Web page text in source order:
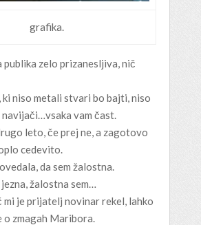
grafika.
publika zelo prizanesljiva, nič
niso metali stvari bo bajti, niso
vam čast.
leto, če prej ne, a zagotovo
cedevito.
da sem žalostna.
žalostna sem…
mi je prijatelj novinar rekel, lahko
o zmagah Maribora.